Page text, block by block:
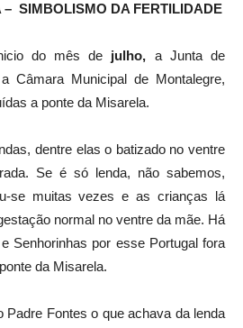
– SIMBOLISMO DA FERTILIDADE
do mês de julho, a Junta de
Câmara Municipal de Montalegre,
a ponte da Misarela.
dentre elas o batizado no ventre
Se é só lenda, não sabemos,
se muitas vezes e as crianças lá
normal no ventre da mãe. Há
Senhorinhas por esse Portugal fora
da Misarela.
Padre Fontes o que achava da lenda